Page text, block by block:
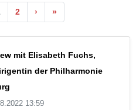
2 › »
mit Elisabeth Fuchs,
der Philharmonie
13:59